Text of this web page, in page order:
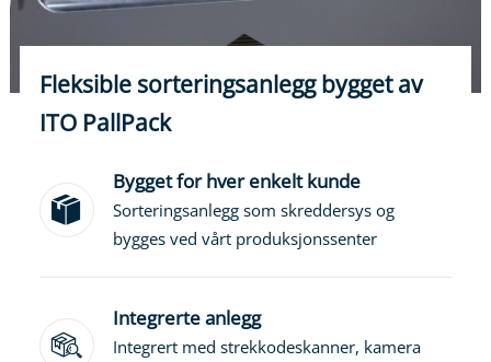
Fleksible sorteringsanlegg bygget av
ITO PallPack
Bygget for hver enkelt kunde
Sorteringsanlegg som skreddersys og
bygges ved vårt produksjonssenter
Integrerte anlegg
Integrert med strekkodeskanner, kamera